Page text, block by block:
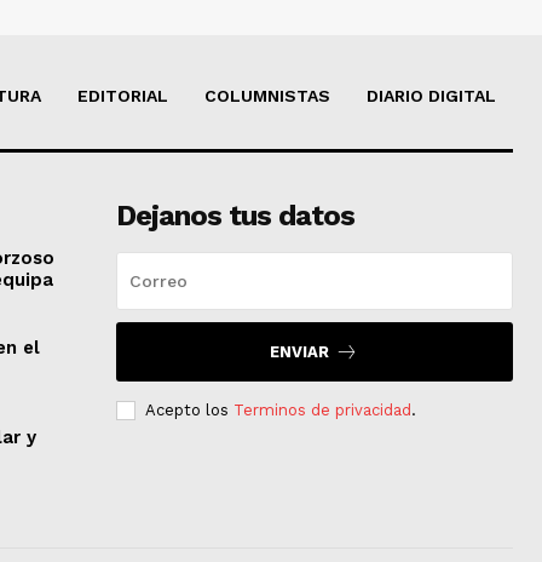
EDITORIAL COLUMNISTAS DIARIO DIGITAL
el
y
Dejanos tus datos
ENVIAR
Acepto los Terminos de privacidad .